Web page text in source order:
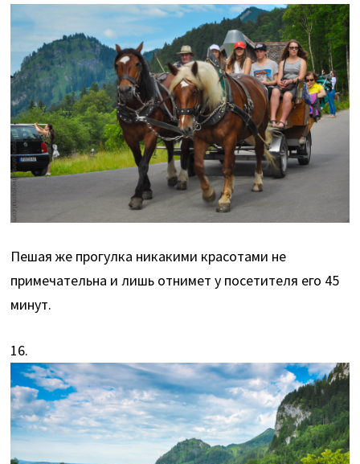
Пешая же прогулка никакими красотами не
примечательна и лишь отнимет у посетителя его 45
минут.
16.